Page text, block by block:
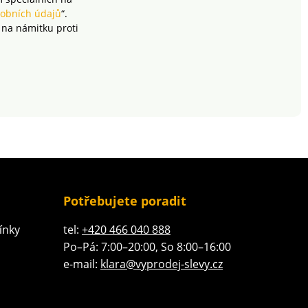
údajů“.
námitku proti
Potřebujete poradit
tel: +420 466 040 888
Po–Pá: 7:00–20:00, So 8:00–16:00
e-mail: klara@vyprodej-slevy.cz